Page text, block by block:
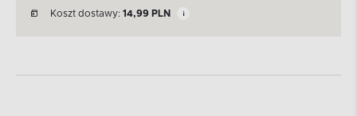
Koszt dostawy: 14,99 PLN